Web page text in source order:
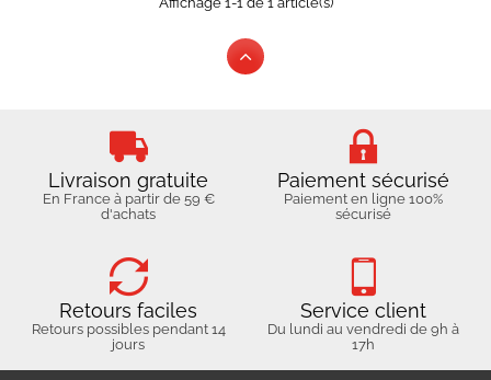
Livraison gratuite
En France à partir de 59 €
d'achats
Paiement sécurisé
Paiement en ligne 100%
sécurisé
Retours faciles
Retours possibles pendant 14
jours
Service client
Du lundi au vendredi de 9h à
17h